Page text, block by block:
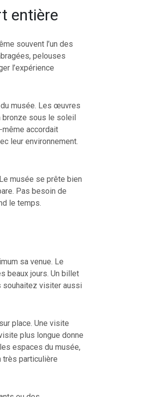
entière
souvent l’un des
pelouses
l’expérience
du musée. Les œuvres
bronze sous le soleil
même accordait
leur environnement.
musée se prête bien
Pas besoin de
le temps.
sa venue. Le
beaux jours. Un billet
souhaitez visiter aussi
place. Une visite
plus longue donne
espaces du musée,
très particulière